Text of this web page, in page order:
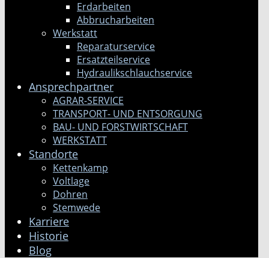
Erdarbeiten
Abbrucharbeiten
Werkstatt
Reparaturservice
Ersatzteilservice
Hydraulikschlauchservice
Ansprechpartner
AGRAR-SERVICE
TRANSPORT- UND ENTSORGUNG
BAU- UND FORSTWIRTSCHAFT
WERKSTATT
Standorte
Kettenkamp
Voltlage
Dohren
Stemwede
Karriere
Historie
Blog